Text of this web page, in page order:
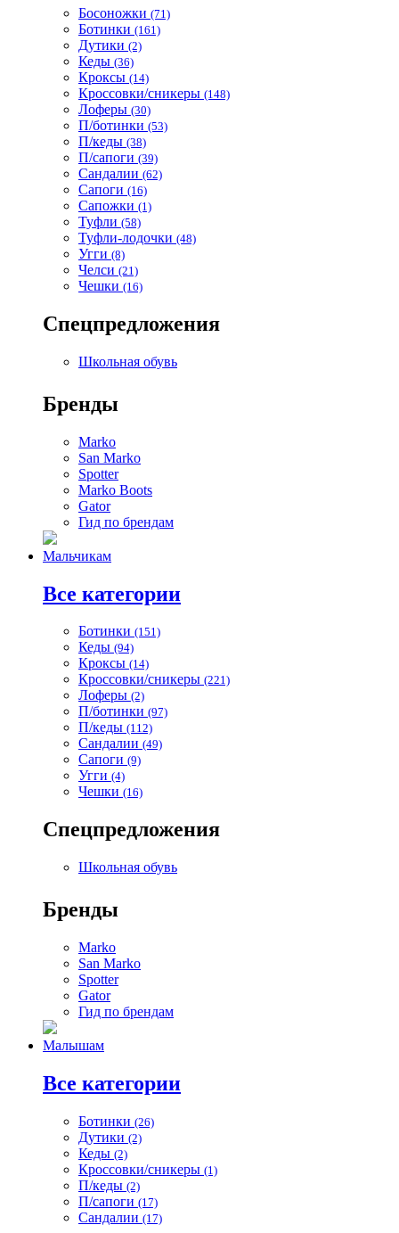
Босоножки (71)
Ботинки (161)
Дутики (2)
Кеды (36)
Кроксы (14)
Кроссовки/сникеры (148)
Лоферы (30)
П/ботинки (53)
П/кеды (38)
П/сапоги (39)
Сандалии (62)
Сапоги (16)
Сапожки (1)
Туфли (58)
Туфли-лодочки (48)
Угги (8)
Челси (21)
Чешки (16)
Спецпредложения
Школьная обувь
Бренды
Marko
San Marko
Spotter
Marko Boots
Gator
Гид по брендам
Мальчикам
Все категории
Ботинки (151)
Кеды (94)
Кроксы (14)
Кроссовки/сникеры (221)
Лоферы (2)
П/ботинки (97)
П/кеды (112)
Сандалии (49)
Сапоги (9)
Угги (4)
Чешки (16)
Спецпредложения
Школьная обувь
Бренды
Marko
San Marko
Spotter
Gator
Гид по брендам
Малышам
Все категории
Ботинки (26)
Дутики (2)
Кеды (2)
Кроссовки/сникеры (1)
П/кеды (2)
П/сапоги (17)
Сандалии (17)